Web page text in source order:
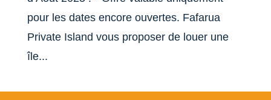
pour les dates encore ouvertes. Fafarua
Private Island vous proposer de louer une
île...